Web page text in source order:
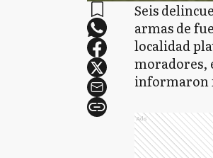
Seis
armas de
localidad
moradores,
informaron
Ads